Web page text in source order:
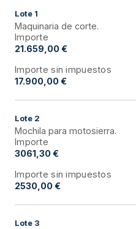
Lote 1
Maquinaria de corte.
Importe
21.659,00 €
Importe sin impuestos
17.900,00 €
Lote 2
Mochila para motosierra.
Importe
3061,30 €
Importe sin impuestos
2530,00 €
Lote 3